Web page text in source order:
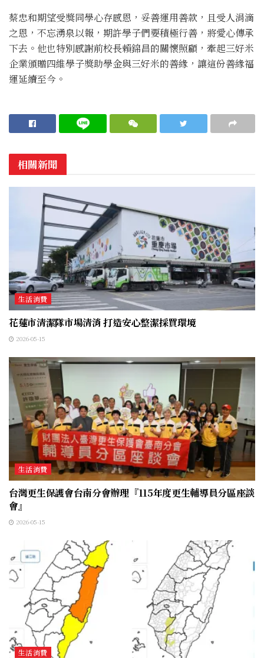
蔡忠和期望受獎同學心存感恩，妥善運用善款，且受人涓滴
之恩，不忘湧泉以報，期許學子們要積極行善，將愛心傳承
下去。他也特別感謝前校長賴錦昌的關懷照顧，牽起三好米
企業頒贈四維學子獎助學金與三好米的善緣，讓這份善緣福
運延續至今。
相關新聞
生活消費
花蓮市清潔隊市場清消 打造安心整潔採買環境
2026-05-15
生活消費
台灣更生保護會台南分會辦理『115年度更生輔導員分區座談
會』
2026-05-15
生活消費